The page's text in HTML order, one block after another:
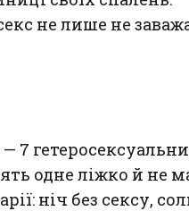
не лише не
7
одне ліжко й не
ніч без сексу,